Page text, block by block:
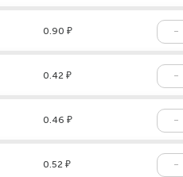
0.90 ₽
0.42 ₽
0.46 ₽
0.52 ₽